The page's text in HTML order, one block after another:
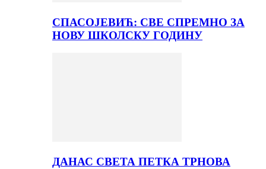
СПАСОЈЕВИЋ: СВЕ СПРЕМНО ЗА
НОВУ ШКОЛСКУ ГОДИНУ
ДАНАС СВЕТА ПЕТКА ТРНОВА